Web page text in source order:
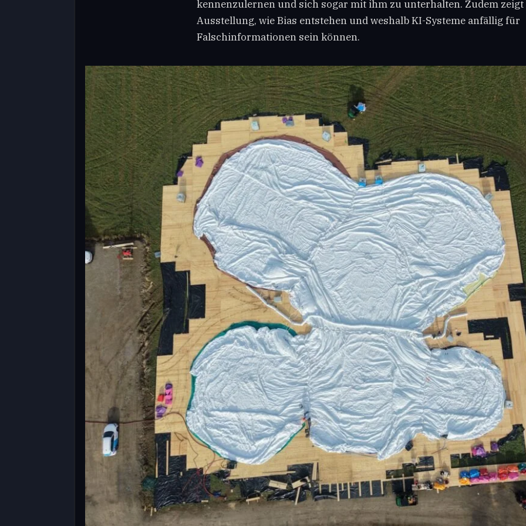
kennenzulernen und sich sogar mit ihm zu unterhalten. Zudem zeigt
Ausstellung, wie Bias entstehen und weshalb KI-Systeme anfällig für
Falschinformationen sein können.